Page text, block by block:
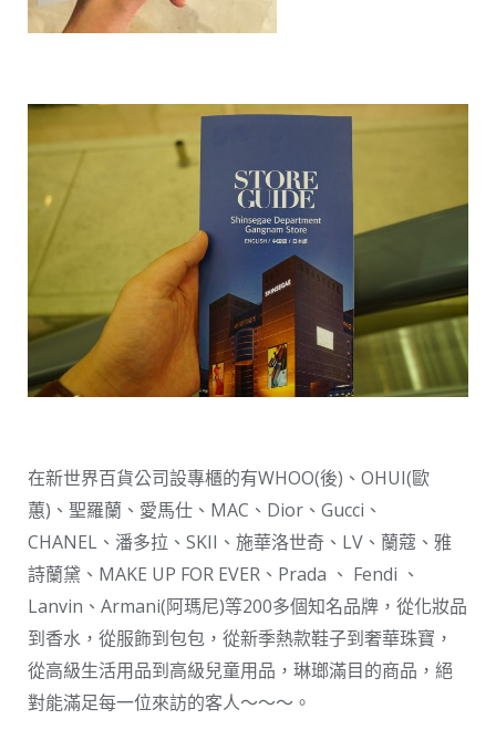
在新世界百貨公司設專櫃的有WHOO(後)、OHUI(歐
蕙)、聖羅蘭、愛馬仕、MAC、Dior、Gucci、
CHANEL、潘多拉、SKII、施華洛世奇、LV、蘭蔻、雅
詩蘭黛、MAKE UP FOR EVER、Prada 、 Fendi 、
Lanvin、Armani(阿瑪尼)等200多個知名品牌，從化妝品
到香水，從服飾到包包，從新季熱款鞋子到奢華珠寶，
從高級生活用品到高級兒童用品，琳瑯滿目的商品，絕
對能滿足每一位來訪的客人～～～。